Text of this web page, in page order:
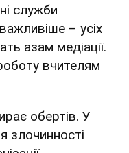
служби
– усіх
азам медіації.
вчителям
обертів. У